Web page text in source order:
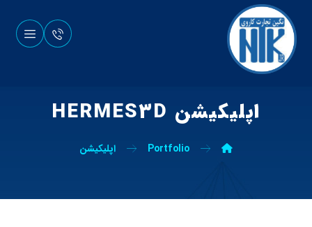
اپلیکیشن HERMES۳D
Portfolio اپلیکیشن